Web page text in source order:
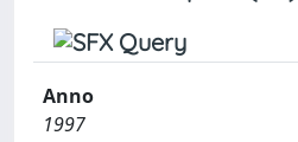
Anno
1997